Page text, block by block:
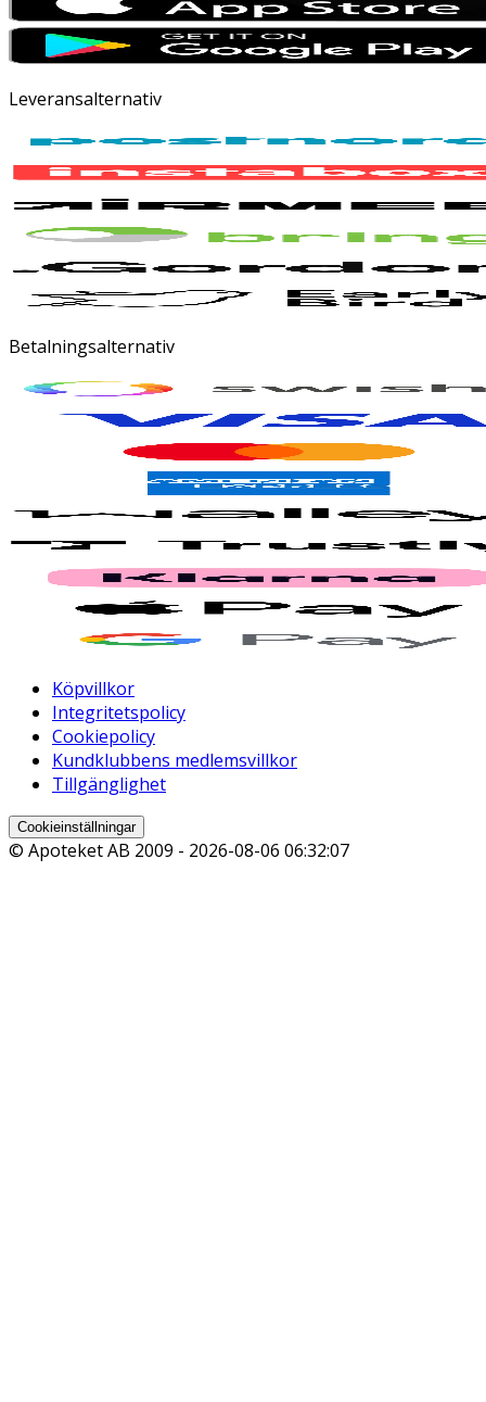
Leveransalternativ
Betalningsalternativ
Köpvillkor
Integritetspolicy
Cookiepolicy
Kundklubbens medlemsvillkor
Tillgänglighet
Cookieinställningar
© Apoteket AB 2009 - 2026-08-06 06:32:07